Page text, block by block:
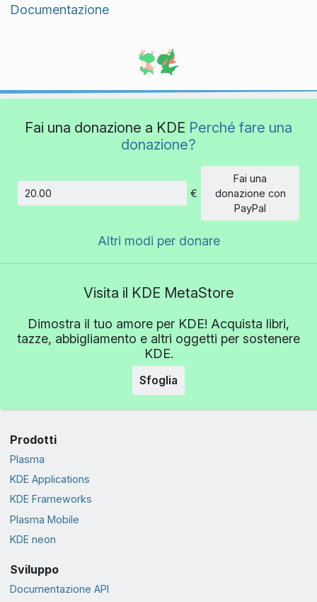
Documentazione
Fai una donazione a KDE Perché fare una
donazione?
Importo
€
Fai una
donazione con
PayPal
Altri modi per donare
Visita il KDE MetaStore
Dimostra il tuo amore per KDE! Acquista libri,
tazze, abbigliamento e altri oggetti per sostenere
KDE.
Sfoglia
Prodotti
Plasma
KDE Applications
KDE Frameworks
Plasma Mobile
KDE neon
Sviluppo
Documentazione API